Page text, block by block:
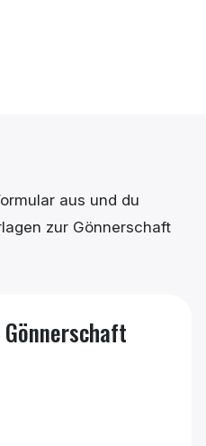
aus und du
zur Gönnerschaft